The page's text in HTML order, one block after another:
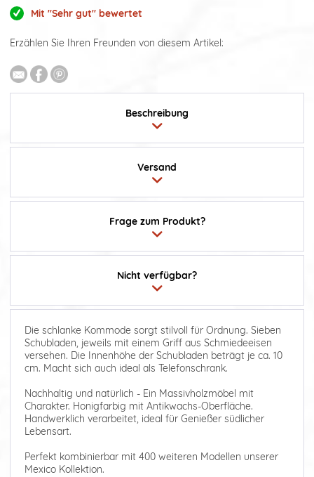
Mit "Sehr gut" bewertet
Erzählen Sie Ihren Freunden von diesem Artikel:
Beschreibung
Frage zum Produkt?
Versand
Nicht verfügbar?
Die schlanke Kommode sorgt stilvoll für Ordnung. Sieben
Schubladen, jeweils mit einem Griff aus Schmiedeeisen
versehen. Die Innenhöhe der Schubladen beträgt je ca. 10
cm. Macht sich auch ideal als Telefonschrank.
Nachhaltig und natürlich - Ein Massivholzmöbel mit
Charakter. Honigfarbig mit Antikwachs-Oberfläche.
Handwerklich verarbeitet, ideal für Genießer südlicher
Lebensart.
Perfekt kombinierbar mit 400 weiteren Modellen unserer
Mexico Kollektion.